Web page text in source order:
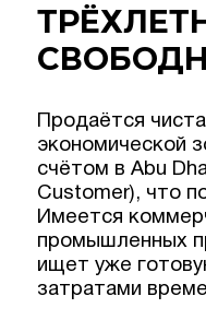
Продаётся
экономической
счётом в Abu
Customer), что
Имеется
промышленных
ищет уже
затратами